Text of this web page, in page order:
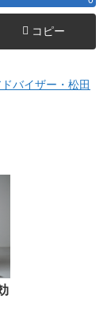
コピー
バイザー・松田